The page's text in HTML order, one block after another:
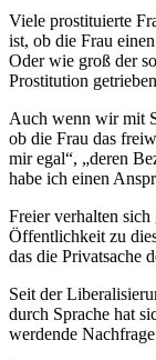
Viele prostituierte
ist, ob die Frau
Oder wie groß der
Prostitution
Auch wenn wir mit
ob die Frau das
mir egal“, „deren
habe ich einen
Freier verhalten
Öffentlichkeit zu
das die Privatsache
Seit der
durch Sprache hat
werdende